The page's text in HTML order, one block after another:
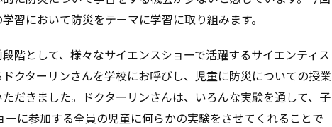
習において防災をテーマに学習に取り組みます。
階として、様々なサイエンスショーで活躍するサイエンティス
ドクターリンさんを学校にお呼びし、児童に防災についての授業
だきました。ドクターリンさんは、いろんな実験を通して、子
に参加する全員の児童に何らかの実験をさせてくれることで